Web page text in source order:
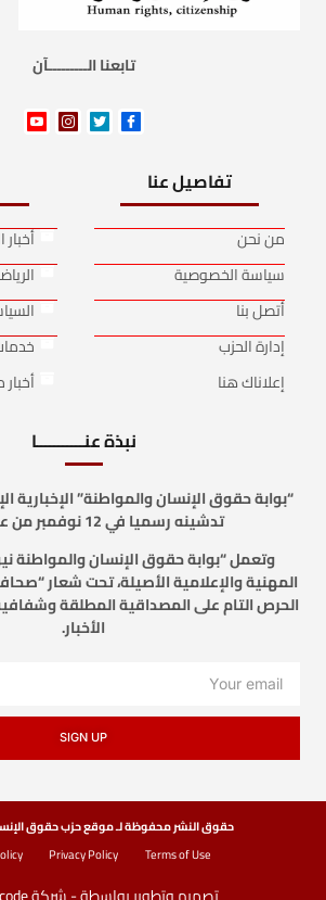
تابعنا الـــــــــآن
تفاصيل عنا
من نحن
سياسة الخصوصية
أتصل بنا
إدارة الحزب
إعلاناك هنا
نبذة عنـــــــــــا
“بوابة حقوق الإنسان والمواطنة” الإخبارية
تدشينه رسميا في 12 نوفمبر من عام 2024.
وتعمل “بوابة حقوق الإنسان والمواطنة
المهنية والإعلامية الأصيلة، تحت شعار
الحرص التام على المصداقية المطلقة
الأخبار.
SIGN UP
حقوق النشر محفوظة لـ موقع حزب حقوق
Terms of Use
Privacy Policy